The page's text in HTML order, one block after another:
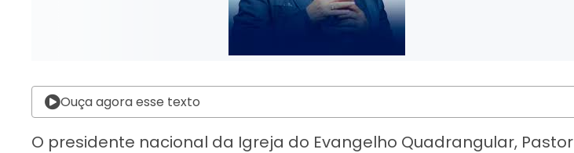
Ouça agora esse texto
O presidente nacional da Igreja do Evangelho Quadrangular, Pastor